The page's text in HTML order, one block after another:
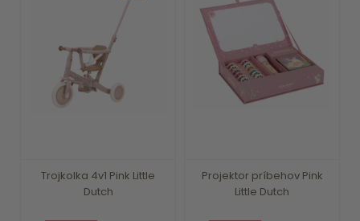
Trojkolka 4v1 Pink Little
Dutch
Projektor príbehov Pink
Little Dutch